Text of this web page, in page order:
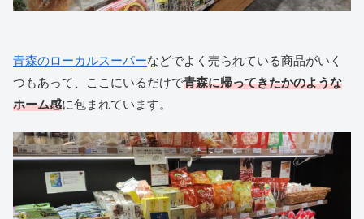
青森のローカルスーパーなどでよく売られている商品がいく
つもあって、ここにいるだけで青森に帰ってきたかのような
ホーム感に包まれています。